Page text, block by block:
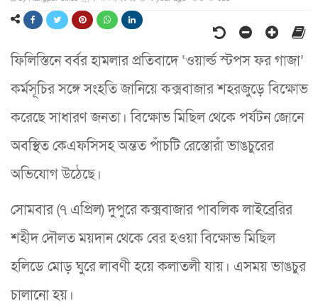
ফিলিস্তিনে বর্বর হামলার প্রতিবাদে ‘ওয়ার্ল্ড স্টপস ফর গাজা’
কর্মসূচির সঙ্গে সংহতি জানিয়ে কক্সবাজার শহরজুড়ে বিক্ষোভ
করেছে সাধারণ জনতা। বিক্ষোভ মিছিল থেকে পর্যটন জোনে
অবস্থিত কেএফসিসহ অন্তত পাঁচটি রেস্তোরাঁ ভাঙচুরের
অভিযোগ উঠেছে।
সোমবার (৭ এপ্রিল) দুপুরে কক্সবাজার পাবলিক লাইব্রেরির
শহীদ দৌলত ময়দান থেকে বের হওয়া বিক্ষোভ মিছিল
হলিডে মোড় ঘুরে লাবণী হয়ে কলাতলী যায়। এসময় ভাঙচুর
চালানো হয়।